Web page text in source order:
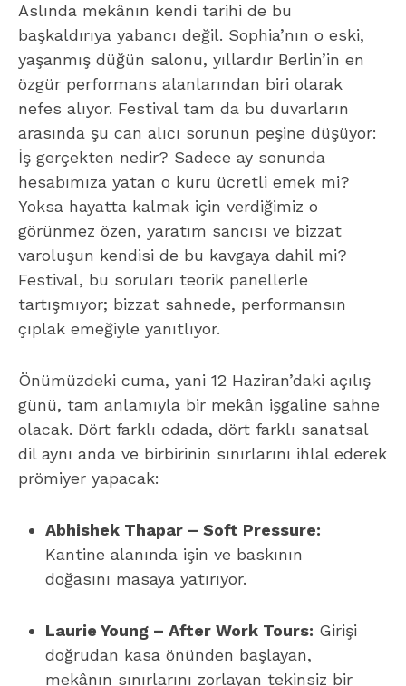
Aslında mekânın kendi tarihi de bu
başkaldırıya yabancı değil. Sophia’nın o eski,
yaşanmış düğün salonu, yıllardır Berlin’in en
özgür performans alanlarından biri olarak
nefes alıyor. Festival tam da bu duvarların
arasında şu can alıcı sorunun peşine düşüyor:
İş gerçekten nedir? Sadece ay sonunda
hesabımıza yatan o kuru ücretli emek mi?
Yoksa hayatta kalmak için verdiğimiz o
görünmez özen, yaratım sancısı ve bizzat
varoluşun kendisi de bu kavgaya dahil mi?
Festival, bu soruları teorik panellerle
tartışmıyor; bizzat sahnede, performansın
çıplak emeğiyle yanıtlıyor.
Önümüzdeki cuma, yani 12 Haziran’daki açılış
günü, tam anlamıyla bir mekân işgaline sahne
olacak. Dört farklı odada, dört farklı sanatsal
dil aynı anda ve birbirinin sınırlarını ihlal ederek
prömiyer yapacak:
Abhishek Thapar – Soft Pressure:
Kantine alanında işin ve baskının
doğasını masaya yatırıyor.
Laurie Young – After Work Tours: Girişi
doğrudan kasa önünden başlayan,
mekânın sınırlarını zorlayan tekinsiz bir